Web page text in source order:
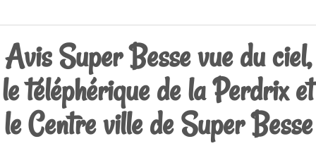
Avis Super Besse vue du ciel,
le téléphérique de la Perdrix et
le Centre ville de Super Besse